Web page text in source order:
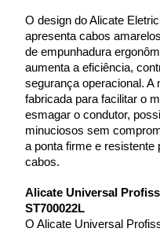
O design do Alicate
apresenta cabos
de empunhadura
aumenta a eficiência,
segurança operacional. A
fabricada para facilitar o
esmagar o condutor,
minuciosos sem
a ponta firme e resistente
cabos.
Alicate Universal
ST700022L
O Alicate Universal